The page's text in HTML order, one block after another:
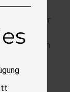
eine
helfen wir
zum
Sie